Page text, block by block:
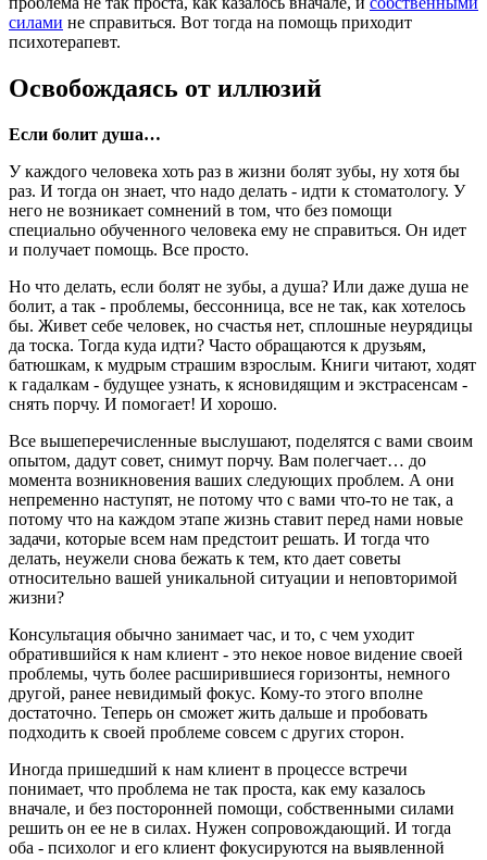
силами не справиться. Вот тогда на помощь приходит
психотерапевт.
Освобождаясь от иллюзий
Если болит душа…
У каждого человека хоть раз в жизни болят зубы, ну хотя бы
раз. И тогда он знает, что надо делать - идти к стоматологу. У
него не возникает сомнений в том, что без помощи
специально обученного человека ему не справиться. Он идет
и получает помощь. Все просто.
Но что делать, если болят не зубы, а душа? Или даже душа не
болит, а так - проблемы, бессонница, все не так, как хотелось
бы. Живет себе человек, но счастья нет, сплошные неурядицы
да тоска. Тогда куда идти? Часто обращаются к друзьям,
батюшкам, к мудрым страшим взрослым. Книги читают, ходят
к гадалкам - будущее узнать, к ясновидящим и экстрасенсам -
снять порчу. И помогает! И хорошо.
Все вышеперечисленные выслушают, поделятся с вами своим
опытом, дадут совет, снимут порчу. Вам полегчает… до
момента возникновения ваших следующих проблем. А они
непременно наступят, не потому что с вами что-то не так, а
потому что на каждом этапе жизнь ставит перед нами новые
задачи, которые всем нам предстоит решать. И тогда что
делать, неужели снова бежать к тем, кто дает советы
относительно вашей уникальной ситуации и неповторимой
жизни?
Консультация обычно занимает час, и то, с чем уходит
обратившийся к нам клиент - это некое новое видение своей
проблемы, чуть более расширившиеся горизонты, немного
другой, ранее невидимый фокус. Кому-то этого вполне
достаточно. Теперь он сможет жить дальше и пробовать
подходить к своей проблеме совсем с других сторон.
Иногда пришедший к нам клиент в процессе встречи
понимает, что проблема не так проста, как ему казалось
вначале, и без посторонней помощи, собственными силами
решить он ее не в силах. Нужен сопровождающий. И тогда
оба - психолог и его клиент фокусируются на выявленной